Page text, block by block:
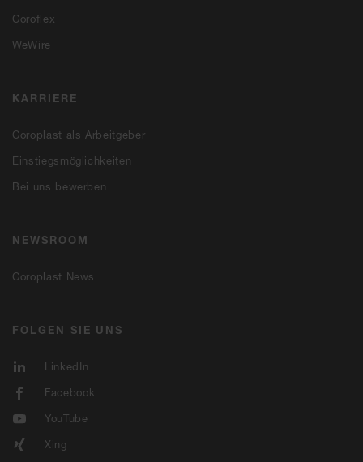
Coroflex
WeWire
KARRIERE
Coroplast als Arbeitgeber
Einstiegsmöglichkeiten
Bei uns bewerben
NEWSROOM
Coroplast News
FOLGEN SIE UNS
LinkedIn
Facebook
YouTube
Xing